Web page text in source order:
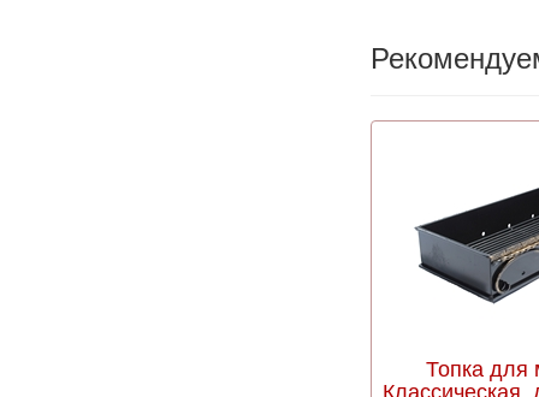
Топка для